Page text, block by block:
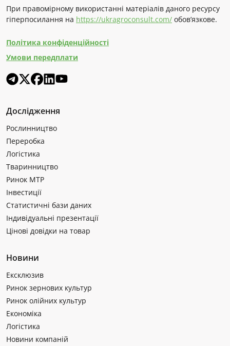
При правомірному використанні матеріалів даного ресурсу
гіперпосилання на https://ukragroconsult.com/ обов’язкове.
Політика конфіденційності
Умови передплати
Дослідження
Рослинництво
Переробка
Логістика
Тваринництво
Ринок МТР
Інвестиції
Статистичні бази даних
Індивідуальні презентації
Цінові довідки на товар
Новини
Ексклюзив
Ринок зернових культур
Ринок олійних культур
Економіка
Логістика
Новини компаній